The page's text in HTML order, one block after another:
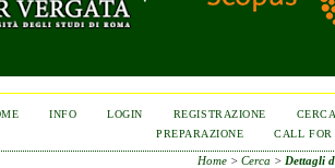
INFO LOGIN REGISTRAZIONE
PREPARAZIONE
CALL FOR
Home> Cerca > Dettagli